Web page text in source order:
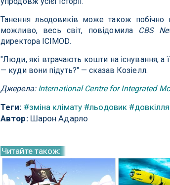
Танення льодовиків може також побічно
можливо, весь світ, повідомила CBS
директора ICIMOD.
"Люди, які втрачають кошти на існування, а
— куди вони підуть?" — сказав Козіелл.
Джерела: International Centre for Integrated
Теги: #зміна клімату #льодовик #довкілля
Автор:Шарон Адарло
Читайте також: